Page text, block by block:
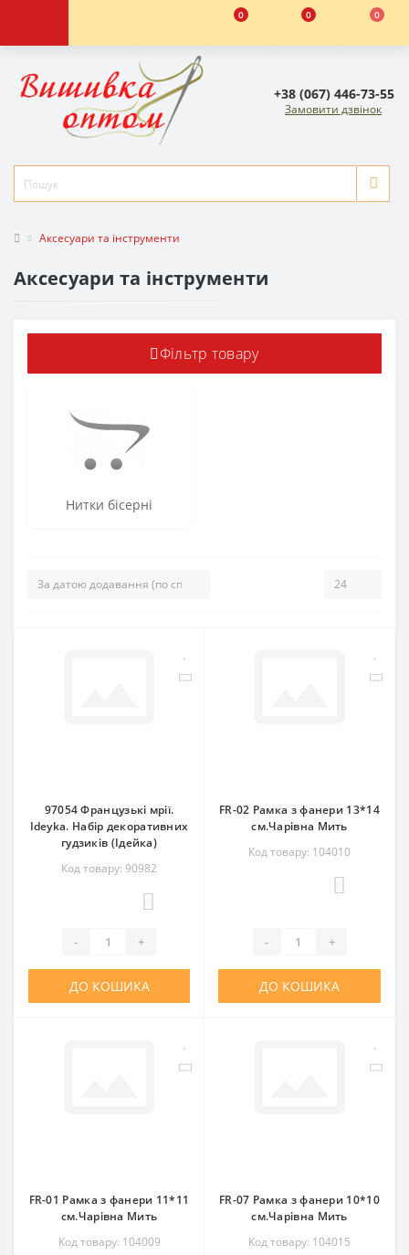
0 0 0
+38 (067) 446-73-55
Замовити дзвінок
Аксесуари та інструменти
Аксесуари та інструменти
Фільтр товару
Нитки бісерні
97054 Французькі мрії.
Ideyka. Набір декоративних
гудзиків (Ідейка)
Код товару: 90982
- +
ДО КОШИКА
FR-02 Рамка з фанери 13*14
см.Чарівна Мить
Код товару: 104010
- +
ДО КОШИКА
FR-01 Рамка з фанери 11*11
см.Чарівна Мить
Код товару: 104009
FR-07 Рамка з фанери 10*10
см.Чарівна Мить
Код товару: 104015